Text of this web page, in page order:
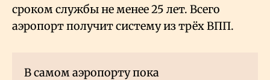
сроком службы не менее 25 лет. Всего
аэропорт получит систему из трёх ВПП.
В самом аэропорту пока